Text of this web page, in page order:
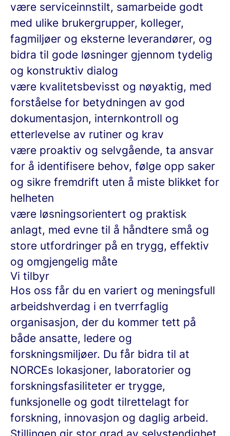
være serviceinnstilt, samarbeide godt
med ulike brukergrupper, kolleger,
fagmiljøer og eksterne leverandører, og
bidra til gode løsninger gjennom tydelig
og konstruktiv dialog
være kvalitetsbevisst og nøyaktig, med
forståelse for betydningen av god
dokumentasjon, internkontroll og
etterlevelse av rutiner og krav
være proaktiv og selvgående, ta ansvar
for å identifisere behov, følge opp saker
og sikre fremdrift uten å miste blikket for
helheten
være løsningsorientert og praktisk
anlagt, med evne til å håndtere små og
store utfordringer på en trygg, effektiv
og omgjengelig måte
Vi tilbyr
Hos oss får du en variert og meningsfull
arbeidshverdag i en tverrfaglig
organisasjon, der du kommer tett på
både ansatte, ledere og
forskningsmiljøer. Du får bidra til at
NORCEs lokasjoner, laboratorier og
forskningsfasiliteter er trygge,
funksjonelle og godt tilrettelagt for
forskning, innovasjon og daglig arbeid.